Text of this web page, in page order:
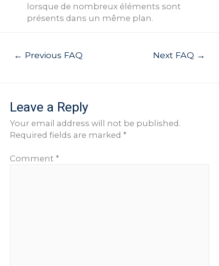
lorsque de nombreux éléments sont
présents dans un même plan.
← Previous FAQ Next FAQ →
Leave a Reply
Your email address will not be published.
Required fields are marked *
Comment *